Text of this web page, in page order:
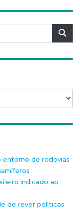
entorno de rodovias
indicado ao
de rever políticas